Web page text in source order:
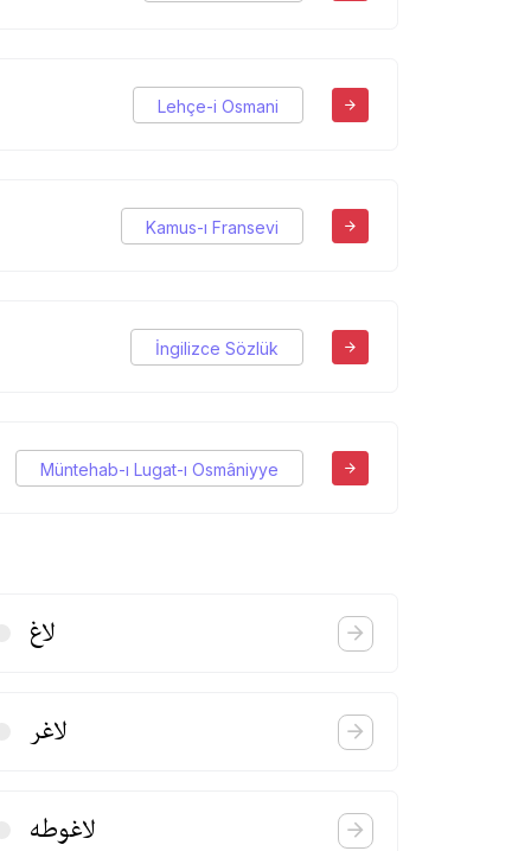
Lehçe-i Osmani
Kamus-ı Fransevi
İngilizce Sözlük
Müntehab-ı Lugat-ı Osmâniyye
لاغ
لاغر
لاغوطه